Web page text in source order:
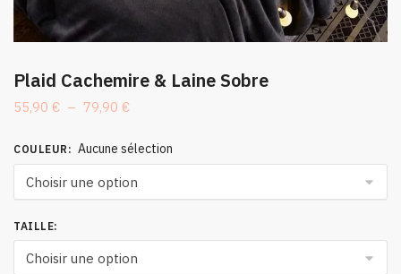
Plaid Cachemire & Laine Sobre
55,90 € – 79,90 €Plage
prix :
55,90 €
à
COULEUR : Aucune sélection
TAILLE: